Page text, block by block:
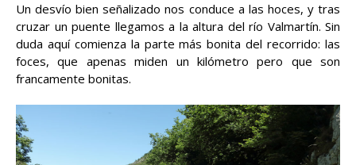
Un desvío bien señalizado nos conduce a las hoces, y tras
cruzar un puente llegamos a la altura del río Valmartín. Sin
duda aquí comienza la parte más bonita del recorrido: las
foces, que apenas miden un kilómetro pero que son
francamente bonitas.